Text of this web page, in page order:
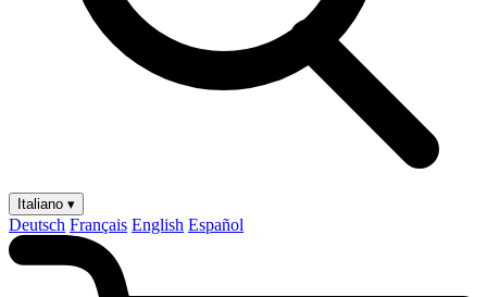
Italiano ▾
Deutsch Français English Español